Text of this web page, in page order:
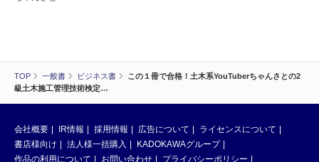
TOP 一般書 ビジネス書
この１冊で合格！土木系YouTuberちゃんさとの2
級土木施工管理技術検定…
会社概要 IR情報 採用情報 広告について
ライセンスについて
書店様向け
法人様一括購入
KADOKAWAグループ
作品の利用について
お問い合わせ プライバシーポリシー